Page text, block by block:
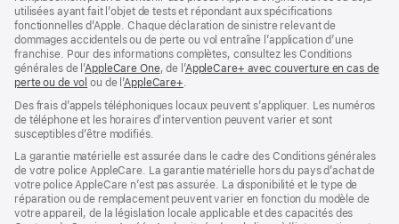
utilisées ayant fait l’objet de tests et répondant aux spécifications
fonctionnelles d’Apple. Chaque déclaration de sinistre relevant de
dommages accidentels ou de perte ou vol entraîne l’application d’une
franchise. Pour des informations complètes, consultez les Conditions
générales de l’AppleCare One(s’ouvre
dans
nouvelle
fenêtre)
, de l’AppleCare+ avec couverture en cas de
perte ou de vol (s’ouvre
une
nouvelle
fenêtre)
ou de l’AppleCare+(s’ouvre
une
nouvelle
.
Des frais d’appels téléphoniques locaux peuvent s’appliquer. Les numéros
de téléphone et les horaires d’intervention peuvent varier et sont
susceptibles d’être modifiés.
La garantie matérielle est assurée dans le cadre des Conditions générales
de votre police AppleCare. La garantie matérielle hors du pays d’achat de
votre police AppleCare n’est pas assurée. La disponibilité et le type de
réparation ou de remplacement peuvent varier en fonction du modèle de
votre appareil, de la législation locale applicable et des capacités des